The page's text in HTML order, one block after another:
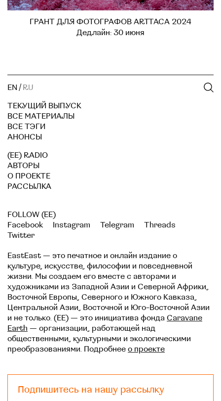
ГРАНТ ДЛЯ ФОТОГРАФОВ ARTTACA 2024
Дедлайн: 30 июня
EN / RU
ТЕКУЩИЙ ВЫПУСК
ВСЕ МАТЕРИАЛЫ
ВСЕ ТЭГИ
АНОНСЫ
(EE) RADIO
АВТОРЫ
О ПРОЕКТЕ
РАССЫЛКА
FOLLOW (EE)
Facebook
Instagram Telegram
Threads
Twitter
EastEast — это печатное и онлайн издание о
культуре, искусстве, философии и повседневной
жизни. Мы создаем его вместе с авторами и
художниками из Западной Азии и Северной Африки,
Восточной Европы, Северного и Южного Кавказа,
Центральной Азии, Восточной и Юго-Восточной Азии
и не только. (EE) — это инициатива фонда Caravane
Earth — организации, работающей над
общественными, культурными и экологическими
преобразованиями. Подробнее о проекте
Подпишитесь на нашу рассылку